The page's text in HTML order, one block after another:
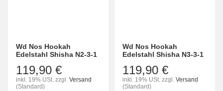
Wd Nos Hookah
Edelstahl Shisha N2-3-1
119,90 €
inkl. 19% USt. zzgl. Versand
(Standard)
Wd Nos Hookah
Edelstahl Shisha N3-3-1
119,90 €
inkl. 19% USt. zzgl. Versand
(Standard)